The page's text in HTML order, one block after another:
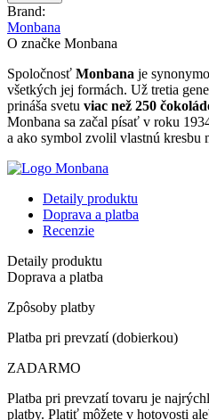
Brand:
Monbana
O značke Monbana
Spoločnosť Monbana je
všetkých jej formách. Už tretia
prináša svetu viac než 250
Monbana sa začal písať v roku
a ako symbol zvolil vlastnú kresbu
Detaily produktu
Doprava a platba
Recenzie
Detaily produktu
Doprava a platba
Zpôsoby platby
Platba pri prevzatí (dobierkou)
ZADARMO
Platba pri prevzatí tovaru je
platby. Platiť môžete v hotovosti